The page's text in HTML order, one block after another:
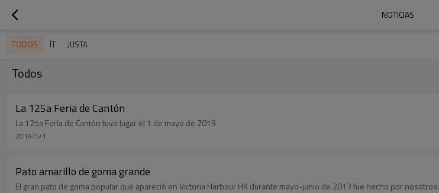
NOTICIAS
TODOS ÍT JUSTA
Todos
La 125a Feria de Cantón
La 125a Feria de Cantón tuvo lugar el 1 de mayo de 2019
2019/5/1
Pato amarillo de goma grande
El gran pato de goma popular que apareció en Victoria Harbour HK durante mayo-junio de 2013 fue hecho por nosotros.